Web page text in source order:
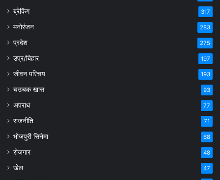
ब्रेकिंग 317
मनोरंजन 283
प्रदेश 275
उप्र/बिहार 197
जीवन परिचय 193
चउचक खास 93
अपराध 77
राजनीति 71
भोजपुरी सिनेमा 68
रोजगार 48
खेल 47